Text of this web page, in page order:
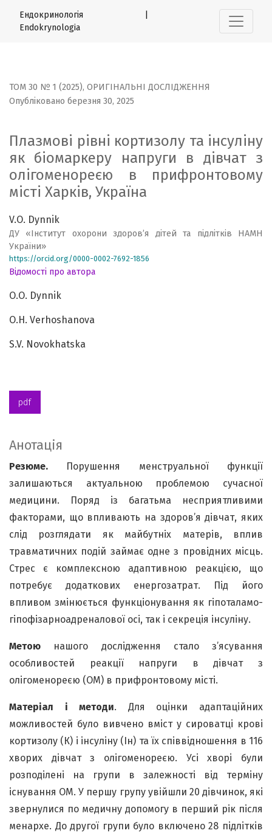
Плазмові рівні кортизолу та інсуліну як біомаркеру
Ендокринологія |
Endokrynologia
ТОМ 30 № 1 (2025), ОРИГІНАЛЬНІ ДОСЛІДЖЕННЯ
Плазмові рівні кортизолу та інсуліну
як біомаркеру напруги в дівчат з
олігоменореєю в прифронтовому
місті Харків, Україна
Опубліковано березня 30, 2025
V.O. Dynnik
ДУ «Інститут охорони здоров’я дітей та підлітків НАМН
України»
https://orcid.org/0000-0002-7692-1856
Відомості про автора
O.O. Dynnik
O.Н. Verhoshanova
S.V. Novokhatska
pdf
Анотація
Резюме. Порушення менструальної функції
залишаються актуальною проблемою сучасної
медицини. Поряд із багатьма несприятливими
факторами, що впливають на здоров’я дівчат, яких
слід розглядати як майбутніх матерів, вплив
травматичних подій займає одне з провідних місць.
Стрес є комплексною адаптивною реакцією, що
потребує додаткових енергозатрат. Під його
впливом змінюється функціонування як гіпоталамо-
гіпофізарноадреналової осі, так і секреція інсуліну.
Метою нашого дослідження стало з’ясування
особливостей реакції напруги в дівчат з
олігоменореєю (ОМ) в прифронтовому місті.
Матеріал і методи. Для оцінки адаптаційних
можливостей було вивчено вміст у сироватці крові
кортизолу (К) і інсуліну (Ін) та їх співвідношення в 116
хворих дівчат з олігоменореєю. Усі хворі були
розподілені на групи в залежності від терміну
існування ОМ. У першу групу увійшли 20 дівчинок, які
звернулися по медичну допомогу в перший рік після
менархе. До другої групи було включено 28 підлітків